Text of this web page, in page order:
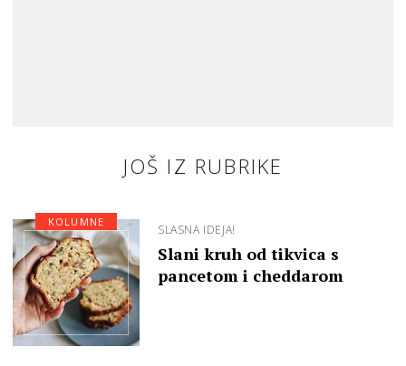
JOŠ IZ RUBRIKE
SLASNA IDEJA!
Slani kruh od tikvica s
pancetom i cheddarom
KOLUMNE